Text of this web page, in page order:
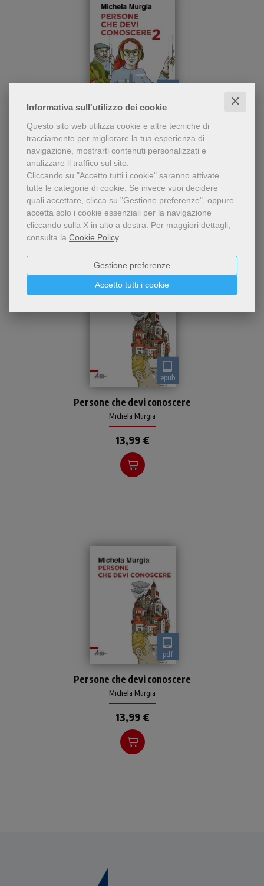
Informativa sull'utilizzo dei cookie ✕
Questo sito web utilizza cookie e altre tecniche di
tracciamento per migliorare la tua esperienza di
navigazione, mostrarti contenuti personalizzati e
analizzare il traffico sul sito.
Cliccando su "Accetto tutti i cookie" saranno attivate
tutte le categorie di cookie. Se invece vuoi decidere
quali accettare, clicca su "Gestione preferenze", oppure
accetta solo i cookie essenziali per la navigazione
cliccando sulla X in alto a destra. Per maggiori dettagli,
consulta la Cookie Policy.
Accetto tutti i cookie
Gestione preferenze
tra queste pagine hanno
fatto cose diversissime le
une dalle altre, influendo
ciascuna sulla propr
Persone che devi conoscere 2
Michela Murgia
10,99 €
epub
catalogo di storie esemplari
Persone che devi conoscere
Michela Murgia
13,99 €
pdf
catalogo di storie esemplari
Persone che devi conoscere
Michela Murgia
13,99 €